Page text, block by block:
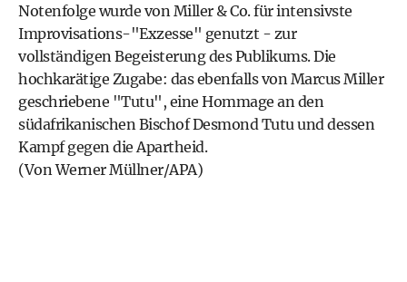
Notenfolge wurde von Miller & Co. für intensivste
Improvisations-"Exzesse" genutzt - zur
vollständigen Begeisterung des Publikums. Die
hochkarätige Zugabe: das ebenfalls von Marcus Miller
geschriebene "Tutu", eine Hommage an den
südafrikanischen Bischof Desmond Tutu und dessen
Kampf gegen die Apartheid.
(Von Werner Müllner/APA)